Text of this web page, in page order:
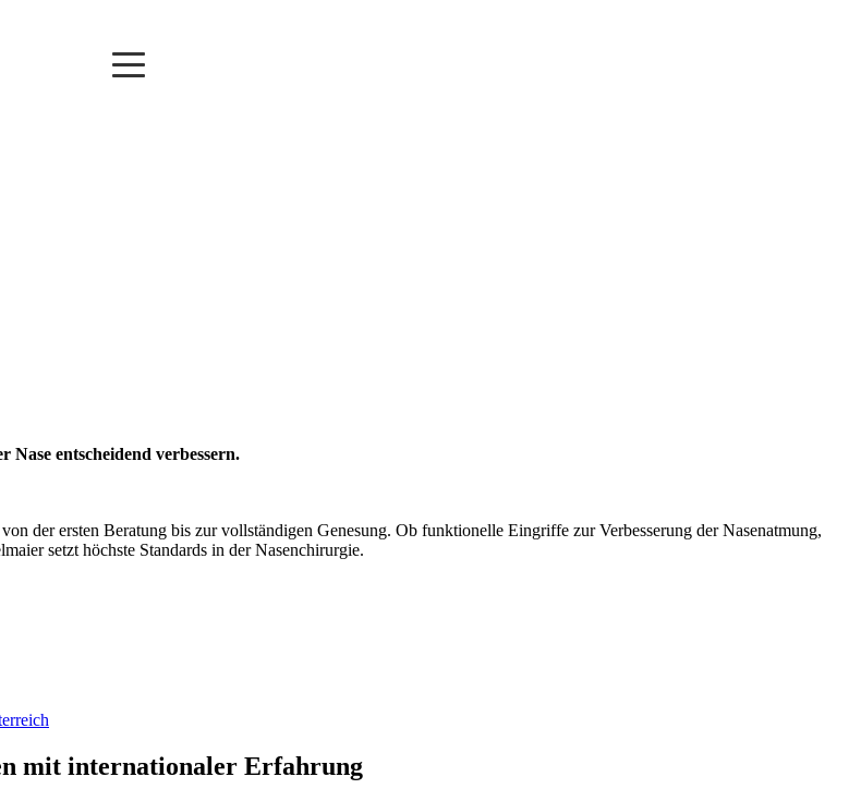
entscheidend verbessern.
der ersten Beratung bis zur vollständigen Genesung. Ob funktionelle Eingriffe zur Verbesserung der Nasenatmung,
setzt höchste Standards in der Nasenchirurgie.
mit internationaler Erfahrung